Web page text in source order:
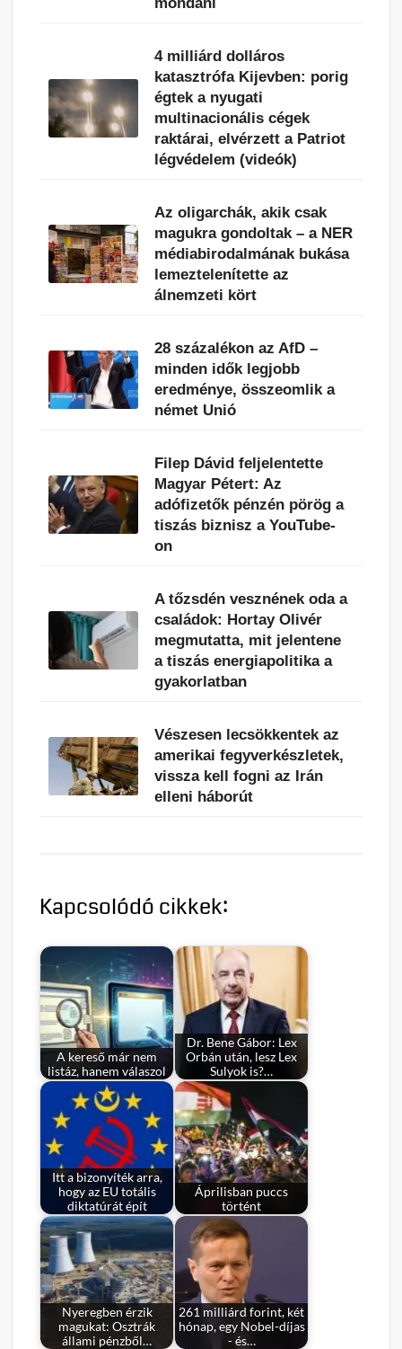
mondani
4 milliárd dolláros
katasztrófa Kijevben: porig
égtek a nyugati
multinacionális cégek
raktárai, elvérzett a Patriot
légvédelem (videók)
Az oligarchák, akik csak
magukra gondoltak – a NER
médiabirodalmának bukása
lemeztelenítette az
álnemzeti kört
28 százalékon az AfD –
minden idők legjobb
eredménye, összeomlik a
német Unió
Filep Dávid feljelentette
Magyar Pétert: Az
adófizetők pénzén pörög a
tiszás biznisz a YouTube-
on
A tőzsdén vesznének oda a
családok: Hortay Olivér
megmutatta, mit jelentene
a tiszás energiapolitika a
gyakorlatban
Vészesen lecsökkentek az
amerikai fegyverkészletek,
vissza kell fogni az Irán
elleni háborút
Kapcsolódó cikkek:
A kereső már nem
listáz, hanem válaszol
Dr. Bene Gábor: Lex
Orbán után, lesz Lex
Sulyok is?…
Itt a bizonyíték arra,
hogy az EU totális
diktatúrát épít
Áprilisban puccs
történt
Nyeregben érzik
magukat: Osztrák
állami pénzből…
261 milliárd forint, két
hónap, egy Nobel-díjas
- és…